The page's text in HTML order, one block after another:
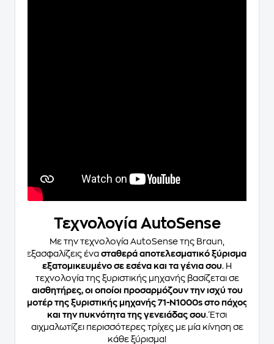
Τεχνολογία AutoSense
Με την τεχνολογία AutoSense της Braun,
εξασφαλίζεις ένα σταθερά αποτελεσματικό ξύρισμα,
εξατομικευμένο σε εσένα και τα γένια σου. Η
τεχνολογία της ξυριστικής μηχανής βασίζεται σε
αισθητήρες, οι οποίοι προσαρμόζουν την ισχύ του
μοτέρ της ξυριστικής μηχανής 71-N1000s στο πάχος
και την πυκνότητα της γενειάδας σου. Έτσι
αιχμαλωτίζει περισσότερες τρίχες με μία κίνηση σε
κάθε ξύρισμα!